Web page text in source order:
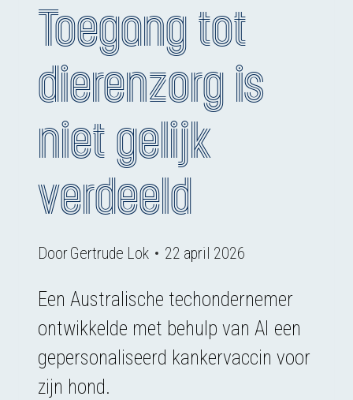
Toegang tot
dierenzorg is
niet gelijk
verdeeld
DoorGertrude Lok 22 april 2026
Een Australische techondernemer
ontwikkelde met behulp van AI een
gepersonaliseerd kankervaccin voor
zijn hond.